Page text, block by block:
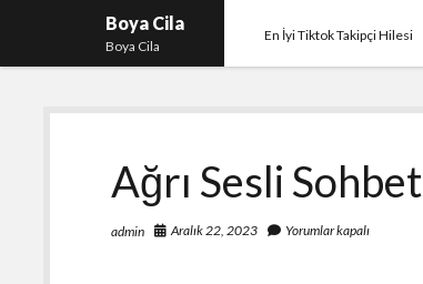
Boya Cila
Boya Cila
En İyi Tiktok Takipçi Hilesi
Ağrı Sesli Sohbet
admin Aralık 22, 2023 Yorumlar kapalı